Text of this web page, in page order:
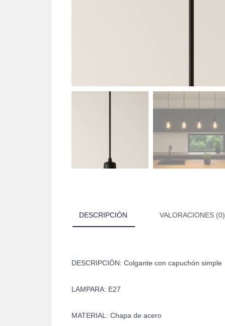
DESCRIPCIÓN VALORACIONES (0)
DESCRIPCIÓN: Colgante con capuchón simple
LAMPARA: E27
MATERIAL: Chapa de acero